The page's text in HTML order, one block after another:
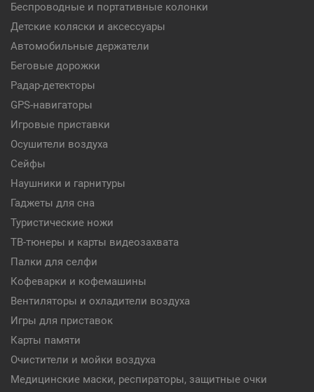
Беспроводные и портативные колонки
Детские коляски и аксессуары
Автомобильные держатели
Беговые дорожки
Радар-детекторы
GPS-навигаторы
Игровые приставки
Осушители воздуха
Сейфы
Наушники и гарнитуры
Гаджеты для сна
Туристические ножи
ТВ-тюнеры и карты видеозахвата
Палки для селфи
Кофеварки и кофемашины
Вентиляторы и охладители воздуха
Игры для приставок
Карты памяти
Очистители и мойки воздуха
Медицинские маски, респираторы, защитные очки